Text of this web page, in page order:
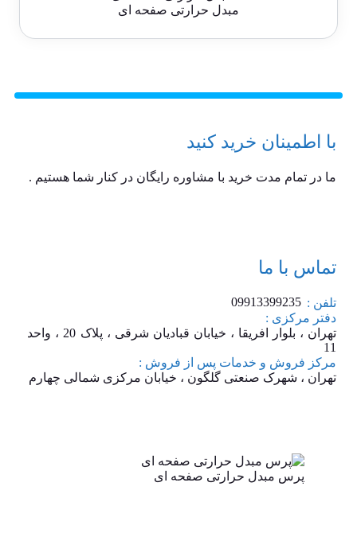
مبدل حرارتی صفحه ای
با اطمینان خرید کنید
ما در تمام مدت خرید با مشاوره رایگان در کنار شما هستیم .
تماس با ما
تلفن : 09913399235
دفتر مرکزی :
تهران ، بلوار افریقا ، خیابان قبادیان شرقی ، پلاک 20 ، واحد
11
مرکز فروش و خدمات پس از فروش :
تهران ، شهرک صنعتی گلگون ، خیابان مرکزی شمالی چهارم
پرس مبدل حرارتی صفحه ای